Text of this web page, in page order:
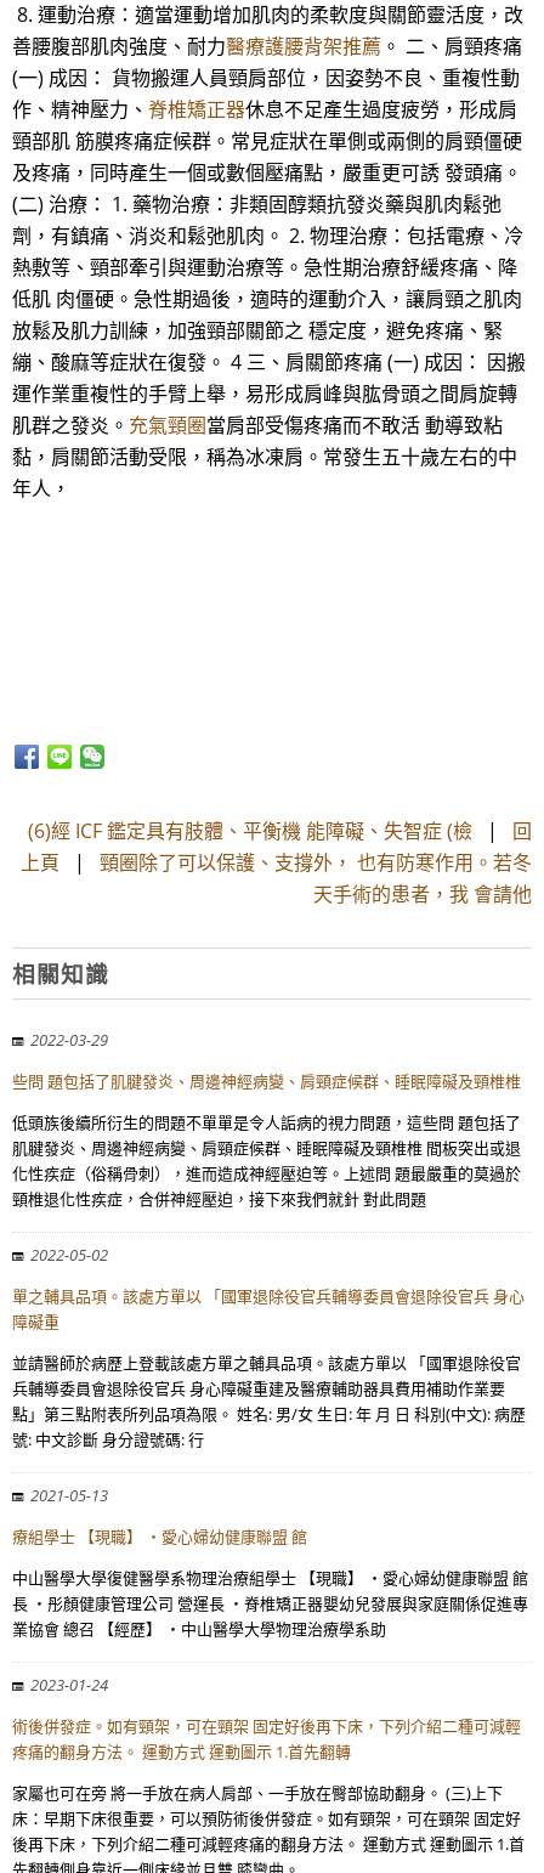
8. 運動治療：適當運動增加肌肉的柔軟度與關節靈活度，改
善腰腹部肌肉強度、耐力醫療護腰背架推薦 。 二、肩頸疼痛
(一) 成因： 貨物搬運人員頸肩部位，因姿勢不良、重複性動
作、精神壓力、 脊椎矯正器休息不足產生過度疲勞，形成肩
頸部肌 筋膜疼痛症候群。常見症狀在單側或兩側的肩頸僵硬
及疼痛，同時產生一個或數個壓痛點，嚴重更可誘 發頭痛。
(二) 治療： 1. 藥物治療：非類固醇類抗發炎藥與肌肉鬆弛
劑，有鎮痛、消炎和鬆弛肌肉。 2. 物理治療：包括電療、冷
熱敷等、頸部牽引與運動治療等。急性期治療舒緩疼痛、降
低肌 肉僵硬。急性期過後，適時的運動介入，讓肩頸之肌肉
放鬆及肌力訓練，加強頸部關節之 穩定度，避免疼痛、緊
繃、酸麻等症狀在復發。 4 三、肩關節疼痛 (一) 成因： 因搬
運作業重複性的手臂上舉，易形成肩峰與肱骨頭之間肩旋轉
肌群之發炎。 充氣頸圈當肩部受傷疼痛而不敢活 動導致粘
黏，肩關節活動受限，稱為冰凍肩。常發生五十歲左右的中
年人，
(6)經 ICF 鑑定具有肢體、平衡機 能障礙、失智症 (檢 | 回
上頁 | 頸圈除了可以保護、支撐外， 也有防寒作用。若冬
天手術的患者，我 會請他
相關知識
2022-03-29
些問 題包括了肌腱發炎、周邊神經病變、肩頸症候群、睡眠障礙及頸椎椎
低頭族後續所衍生的問題不單單是令人詬病的視力問題，這些問 題包括了
肌腱發炎、周邊神經病變、肩頸症候群、睡眠障礙及頸椎椎 間板突出或退
化性疾症（俗稱骨刺），進而造成神經壓迫等。上述問 題最嚴重的莫過於
頸椎退化性疾症，合併神經壓迫，接下來我們就針 對此問題
2022-05-02
單之輔具品項。該處方單以 「國軍退除役官兵輔導委員會退除役官兵 身心
障礙重
並請醫師於病歷上登載該處方單之輔具品項。該處方單以 「國軍退除役官
兵輔導委員會退除役官兵 身心障礙重建及醫療輔助器具費用補助作業要
點」第三點附表所列品項為限。 姓名: 男/女 生日: 年 月 日 科別(中文): 病歷
號: 中文診斷 身分證號碼: 行
2021-05-13
療組學士 【現職】 ・愛心婦幼健康聯盟 館
中山醫學大學復健醫學系物理治療組學士 【現職】 ・愛心婦幼健康聯盟 館
長 ・彤顏健康管理公司 營運長 ・脊椎矯正器嬰幼兒發展與家庭關係促進專
業協會 總召 【經歷】 ・中山醫學大學物理治療學系助
2023-01-24
術後併發症。如有頸架，可在頸架 固定好後再下床，下列介紹二種可減輕
疼痛的翻身方法。 運動方式 運動圖示 1.首先翻轉
家屬也可在旁 將一手放在病人肩部、一手放在臀部協助翻身。 (三)上下
床：早期下床很重要，可以預防術後併發症。如有頸架，可在頸架 固定好
後再下床，下列介紹二種可減輕疼痛的翻身方法。 運動方式 運動圖示 1.首